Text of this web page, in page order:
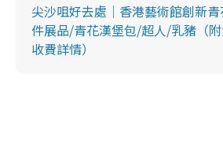
尖沙咀好去處｜香港藝術館創新
件展品/青花漢堡包/超人/乳豬（
收費詳情）